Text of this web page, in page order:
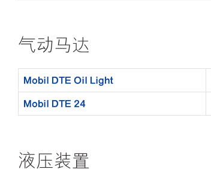
气动马达
Mobil DTE Oil Light
Mobil DTE 24
液压装置